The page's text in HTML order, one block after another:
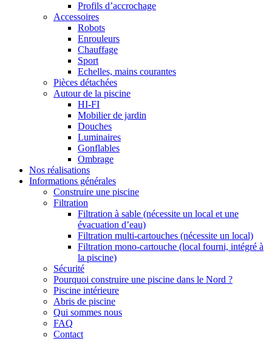
Profils d’accrochage
Accessoires
Robots
Enrouleurs
Chauffage
Sport
Echelles, mains courantes
Pièces détachées
Autour de la piscine
HI-FI
Mobilier de jardin
Douches
Luminaires
Gonflables
Ombrage
Nos réalisations
Informations générales
Construire une piscine
Filtration
Filtration à sable (nécessite un local et une
évacuation d’eau)
Filtration multi-cartouches (nécessite un local)
Filtration mono-cartouche (local fourni, intégré à
la piscine)
Sécurité
Pourquoi construire une piscine dans le Nord ?
Piscine intérieure
Abris de piscine
Qui sommes nous
FAQ
Contact